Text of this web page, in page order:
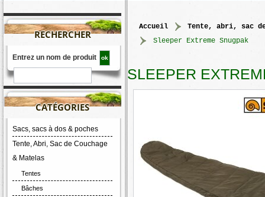
RECHERCHER
Entrez un nom de produit
CATÉGORIES
Sacs, sacs à dos & poches
Tente, Abri, Sac de Couchage
& Matelas
Tentes
Bâches
accueil >
tente, abri, sac
>
Sleeper Extreme Snugpak
SLEEPER